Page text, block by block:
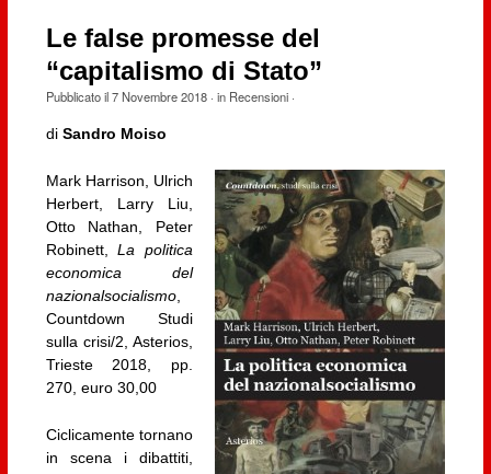
Le false promesse del
“capitalismo di Stato”
Pubblicato il7 Novembre 2018· in Recensioni·
di Sandro Moiso
Mark Harrison, Ulrich
Herbert, Larry Liu,
Otto Nathan, Peter
Robinett,La politica
economica del
nazionalsocialismo,
Countdown Studi
sulla crisi/2, Asterios,
Trieste 2018, pp.
270, euro 30,00
Ciclicamente tornano
in scena i dibattiti,